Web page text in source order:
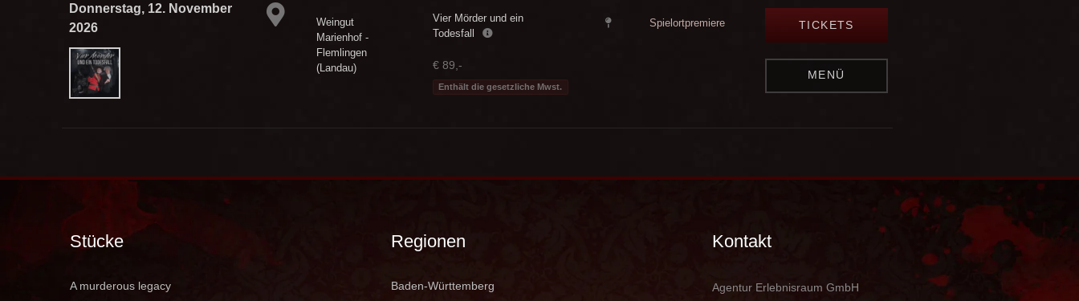
Donnerstag, 12. November
2026
Weingut
Marienhof -
Flemlingen
(Landau)
Vier Mörder und ein
Todesfall
€ 89,-
Enthält die gesetzliche Mwst.
Spielortpremiere TICKETS
MENÜ
Stücke
A murderous legacy
Regionen
Baden-Württemberg
Kontakt
Agentur Erlebnisraum GmbH